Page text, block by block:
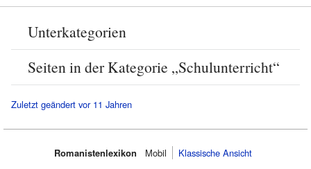
Unterkategorien
Seiten in der Kategorie „Schulunterricht“
Zuletzt geändert vor 11 Jahren
Romanistenlexikon Mobil‌
Klassische Ansicht